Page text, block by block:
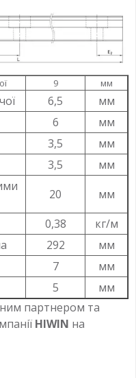
9 мм
6,5
мм
6
мм
3,5
мм
3,5
мм
20
мм
0,38
кг/м
292
мм
7
мм
5
мм
партнером та
HIWIN на